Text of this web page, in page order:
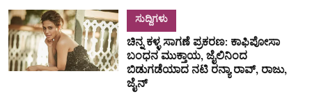
ಸುದ್ದಿಗಳು
ಚಿನ್ನ ಕಳ್ಳ ಸಾಗಣೆ ಪ್ರಕರಣ: ಕಾಫಿಪೋಸಾ
ಬಂಧನ ಮುಕ್ತಾಯ, ಜೈಲಿನಿಂದ
ಬಿಡುಗಡೆಯಾದ ನಟಿ ರನ್ಯಾ ರಾವ್‌, ರಾಜು,
ಜೈನ್‌